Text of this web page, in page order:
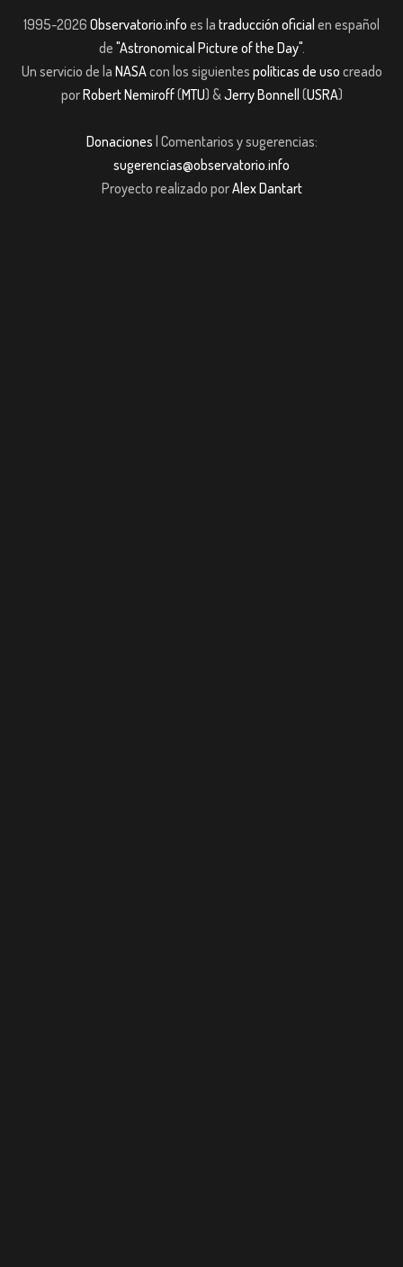
1995-2026 Observatorio.info es la traducción oficial en español
de "Astronomical Picture of the Day".
Un servicio de la NASAcon los siguientes políticas de uso creado
porRobert Nemiroff(MTU) &Jerry Bonnell (USRA)
Donaciones | Comentarios y sugerencias:
sugerencias@observatorio.info
Proyecto realizado porAlex Dantart